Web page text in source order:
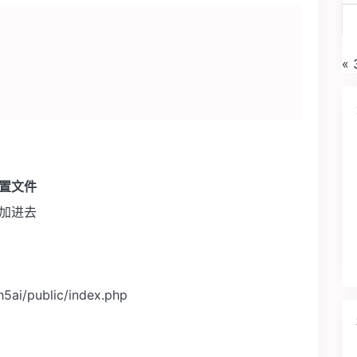
文件
进去
public/index.php
«